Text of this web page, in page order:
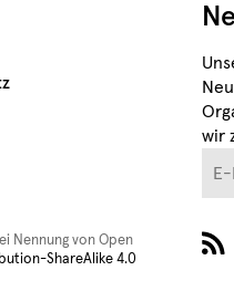
wir
Nennung von Open
ShareAlike 4.0